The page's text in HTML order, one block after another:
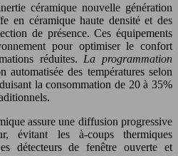
céramique nouvelle génération
en céramique haute densité et des
de présence. Ces équipements
pour optimiser le confort
réduites. La programmation
automatisée des températures selon
la consommation de 20 à 35%
assure une diffusion progressive
évitant les à-coups thermiques
détecteurs de fenêtre ouverte et